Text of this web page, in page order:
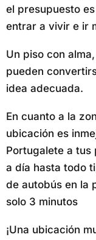
el presupuesto
entrar a vivir e ir
Un piso con
pueden
idea adecuada.
En cuanto a la
ubicación es
Portugalete a tus
a día hasta todo
de autobús en la
solo 3 minutos
¡Una ubicación